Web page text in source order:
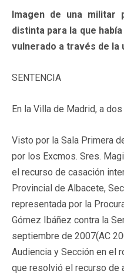
Imagen de una militar
distinta para la que
vulnerado a través de la
SENTENCIA
En la Villa de Madrid, a
Visto por la Sala Primera
por los Excmos. Sres.
el recurso de casación
Provincial de Albacete,
representada por la
Gómez Ibáñez contra la
septiembre de 2007(AC
Audiencia y Sección en el
que resolvió el recurso de